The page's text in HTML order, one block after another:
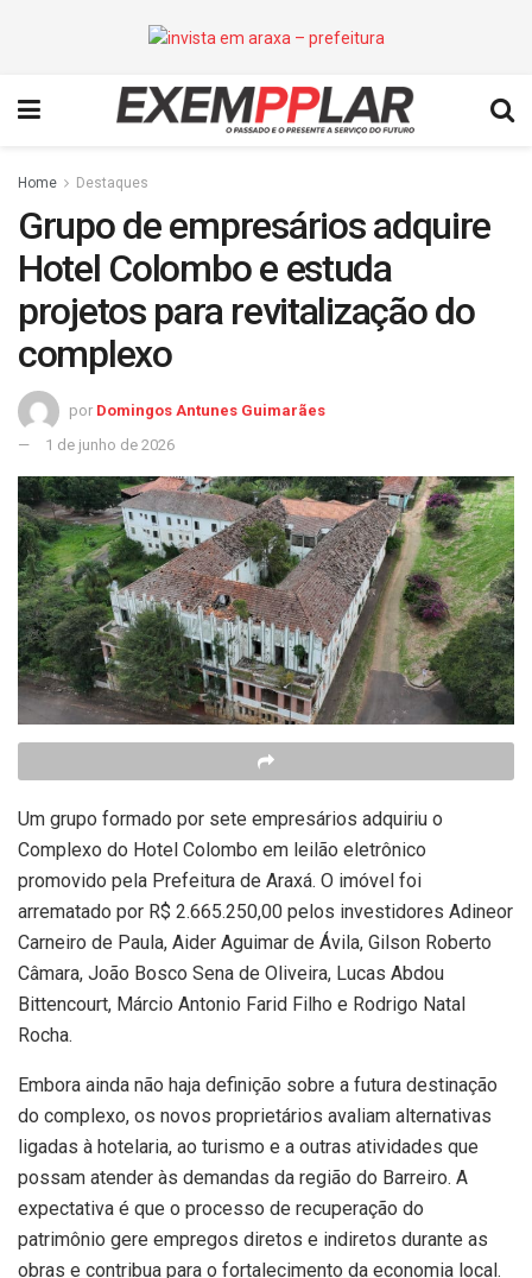
Home Destaques
Grupo de empresários adquire
Hotel Colombo e estuda
projetos para revitalização do
complexo
por Domingos Antunes Guimarães
1 de junho de 2026
Um grupo formado por sete empresários adquiriu o
Complexo do Hotel Colombo em leilão eletrônico
promovido pela Prefeitura de Araxá. O imóvel foi
arrematado por R$ 2.665.250,00 pelos investidores Adineor
Carneiro de Paula, Aider Aguimar de Ávila, Gilson Roberto
Câmara, João Bosco Sena de Oliveira, Lucas Abdou
Bittencourt, Márcio Antonio Farid Filho e Rodrigo Natal
Rocha.
Embora ainda não haja definição sobre a futura destinação
do complexo, os novos proprietários avaliam alternativas
ligadas à hotelaria, ao turismo e a outras atividades que
possam atender às demandas da região do Barreiro. A
expectativa é que o processo de recuperação do
patrimônio gere empregos diretos e indiretos durante as
obras e contribua para o fortalecimento da economia local.